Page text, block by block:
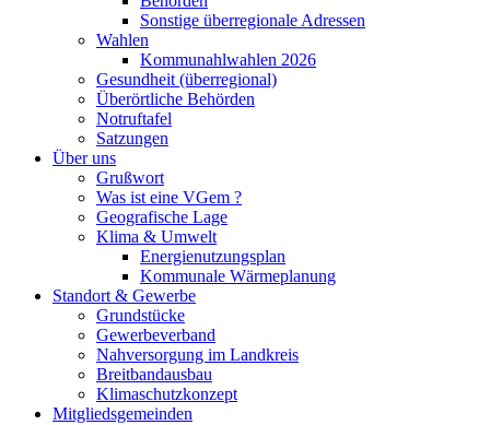
Sonstige überregionale Adressen
Wahlen
Kommunahlwahlen 2026
Gesundheit (überregional)
Überörtliche Behörden
Notruftafel
Satzungen
Über uns
Grußwort
Was ist eine VGem ?
Geografische Lage
Klima & Umwelt
Energienutzungsplan
Kommunale Wärmeplanung
Standort & Gewerbe
Grundstücke
Gewerbeverband
Nahversorgung im Landkreis
Breitbandausbau
Klimaschutzkonzept
Mitgliedsgemeinden